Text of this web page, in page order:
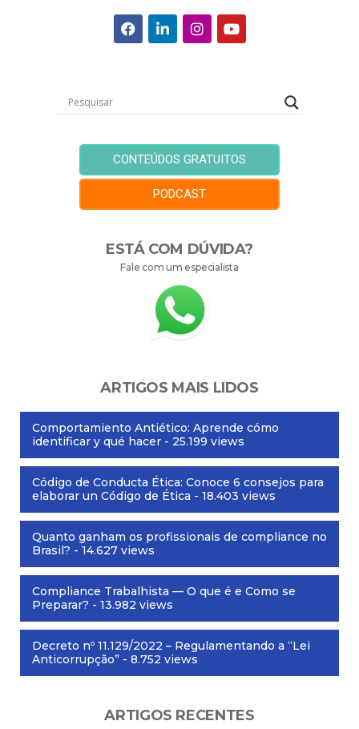
CONTEÚDOS GRATUITOS
PODCAST
ESTÁ COM DÚVIDA?
Fale com um especialista
ARTIGOS MAIS LIDOS
Comportamiento Antiético: Aprende cómo
identificar y qué hacer - 25.199 views
Código de Conducta Ética: Conoce 6 consejos para
elaborar un Código de Ética - 18.403 views
Quanto ganham os profissionais de compliance no
Brasil? - 14.627 views
Compliance Trabalhista — O que é e Como se
Preparar? - 13.982 views
Decreto nº 11.129/2022 – Regulamentando a “Lei
Anticorrupção” - 8.752 views
ARTIGOS RECENTES